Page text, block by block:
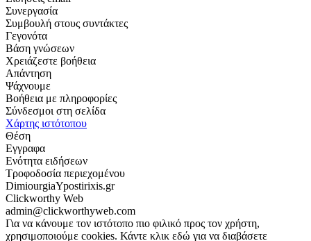
Συνεργασία
Συμβουλή στους συντάκτες
Γεγονότα
Βάση γνώσεων
Χρειάζεστε βοήθεια
Απάντηση
Ψάχνουμε
Βοήθεια με πληροφορίες
Σύνδεσμοι στη σελίδα
Χάρτης ιστότοπου
Θέση
Εγγραφα
Ενότητα ειδήσεων
Τροφοδοσία περιεχομένου
DimiourgiaYpostirixis.gr
Clickworthy Web
admin@clickworthyweb.com
Για να κάνουμε τον ιστότοπο πιο φιλικό προς τον χρήστη,
χρησιμοποιούμε cookies. Κάντε κλικ εδώ για να διαβάσετε